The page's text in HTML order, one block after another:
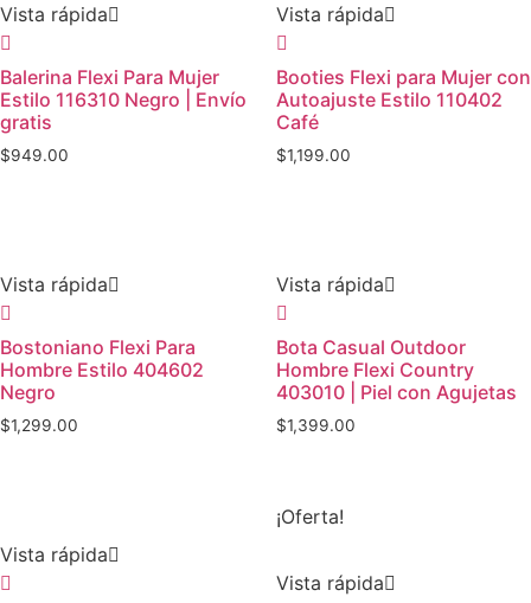
Vista rápida
Balerina Flexi Para Mujer
Estilo 116310 Negro | Envío
gratis
$949.00
Vista rápida
Booties Flexi para Mujer con
Autoajuste Estilo 110402
Café
$1,199.00
Vista rápida
Bostoniano Flexi Para
Hombre Estilo 404602
Negro
$1,299.00
Vista rápida
Bota Casual Outdoor
Hombre Flexi Country
403010 | Piel con Agujetas
$1,399.00
Vista rápida
¡Oferta!
Vista rápida